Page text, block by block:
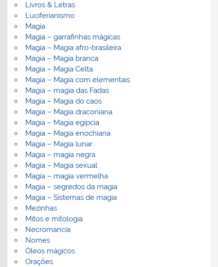
Livros & Letras
Luciferianismo
Magia
Magia – garrafinhas mágicas
Magia – Magia afro-brasileira
Magia – Magia branca
Magia – Magia Celta
Magia – Magia com elementais
Magia – magia das Fadas
Magia – Magia do caos
Magia – Magia draconiana
Magia – Magia egípcia
Magia – Magia enochiana
Magia – Magia lunar
Magia – magia negra
Magia – Magia sexual
Magia – magia vermelha
Magia – segredos da magia
Magia – Sistemas de magia
Mezinhas
Mitos e mitologia
Necromancia
Nomes
Óleos mágicos
Orações